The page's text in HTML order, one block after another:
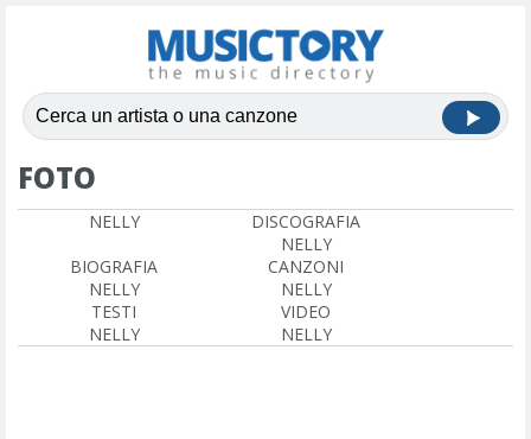
FOTO
NELLY
DISCOGRAFIA
NELLY
BIOGRAFIA
NELLY
CANZONI
NELLY
TESTI
NELLY
VIDEO
NELLY